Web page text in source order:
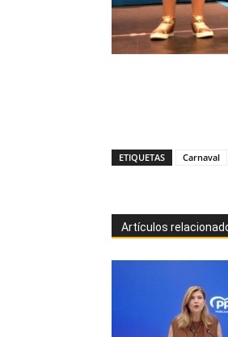
ETIQUETAS Carnaval
Artículos